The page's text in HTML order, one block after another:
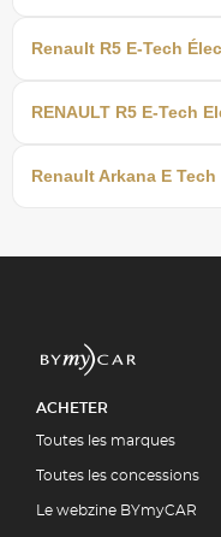
Renault R5 E-Tech
RENAULT R5 E-Tech
Renault Arkana E Tech
ACHETER
Toutes les marques
Toutes les concessions
Le webzine BYmyCAR